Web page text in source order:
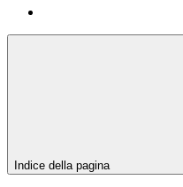
Indice della pagina